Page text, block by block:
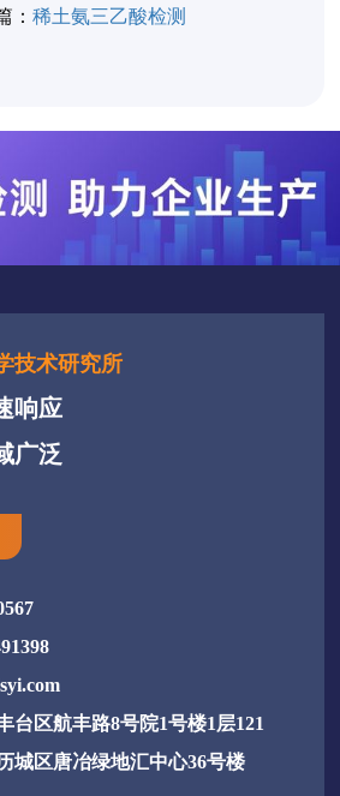
： 稀土氨三乙酸检测
技术研究所
响应
广泛
台区航丰路8号院1号楼1层121
城区唐冶绿地汇中心36号楼